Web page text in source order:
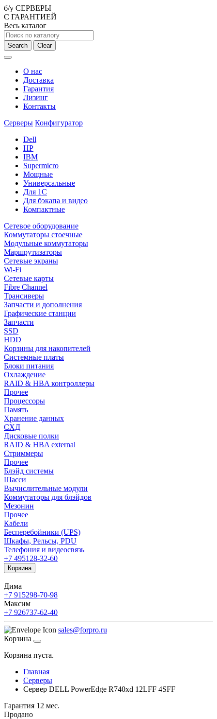
б/у СЕРВЕРЫ
С ГАРАНТИЕЙ
Весь каталог
Search Clear
О нас
Доставка
Гарантия
Лизинг
Контакты
Серверы Конфигуратор
Dell
HP
IBM
Supermicro
Мощные
Универсальные
Для 1С
Для бэкапа и видео
Компактные
Сетевое оборудование
Коммутаторы стоечные
Модульные коммутаторы
Маршрутизаторы
Сетевые экраны
Wi-Fi
Сетевые карты
Fibre Channel
Трансиверы
Запчасти и дополнения
Графические станции
Запчасти
SSD
HDD
Корзины для накопителей
Системные платы
Блоки питания
Охлаждение
RAID & HBA контроллеры
Прочее
Процессоры
Память
Хранение данных
СХД
Дисковые полки
RAID & HBA external
Стриммеры
Прочее
Блэйд системы
Шасси
Вычислительные модули
Коммутаторы для блэйдов
Мезонин
Прочее
Кабели
Бесперебойники (UPS)
Шкафы, Рельсы, PDU
Телефония и видеосвязь
+7 495128-32-60
Корзина
Дима
+7 915298-70-98
Максим
+7 926737-62-40
sales@forpro.ru
Корзина
Корзина пуста.
Главная
Серверы
Сервер DELL PowerEdge R740xd 12LFF 4SFF
Гарантия 12 мес.
Продано